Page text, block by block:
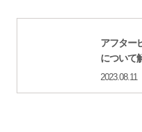
アフター
について
2023.08.11